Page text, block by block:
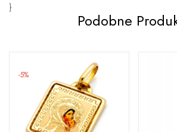
}
Podobne
-5%